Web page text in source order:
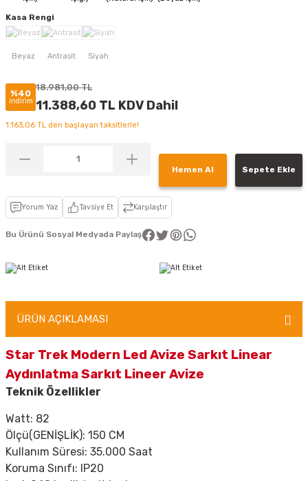
Kasa Rengi
%40
indirim
18.981,00 TL
11.388,60 TL KDV Dahil
1.163,06 TL den başlayan taksitlerle!
Hemen Al Sepete Ekle
Yorum Yaz Tavsiye Et Karşılaştır
Bu Ürünü Sosyal Medyada Paylaş
ÜRÜN AÇIKLAMASI
Star Trek Modern Led Avize Sarkıt Linear
Aydınlatma Sarkıt Lineer Avize
Teknik Özellikler
Watt: 82
Ölçü(GENİŞLİK): 150 CM
Kullanım Süresi: 35.000 Saat
Koruma Sınıfı: IP20